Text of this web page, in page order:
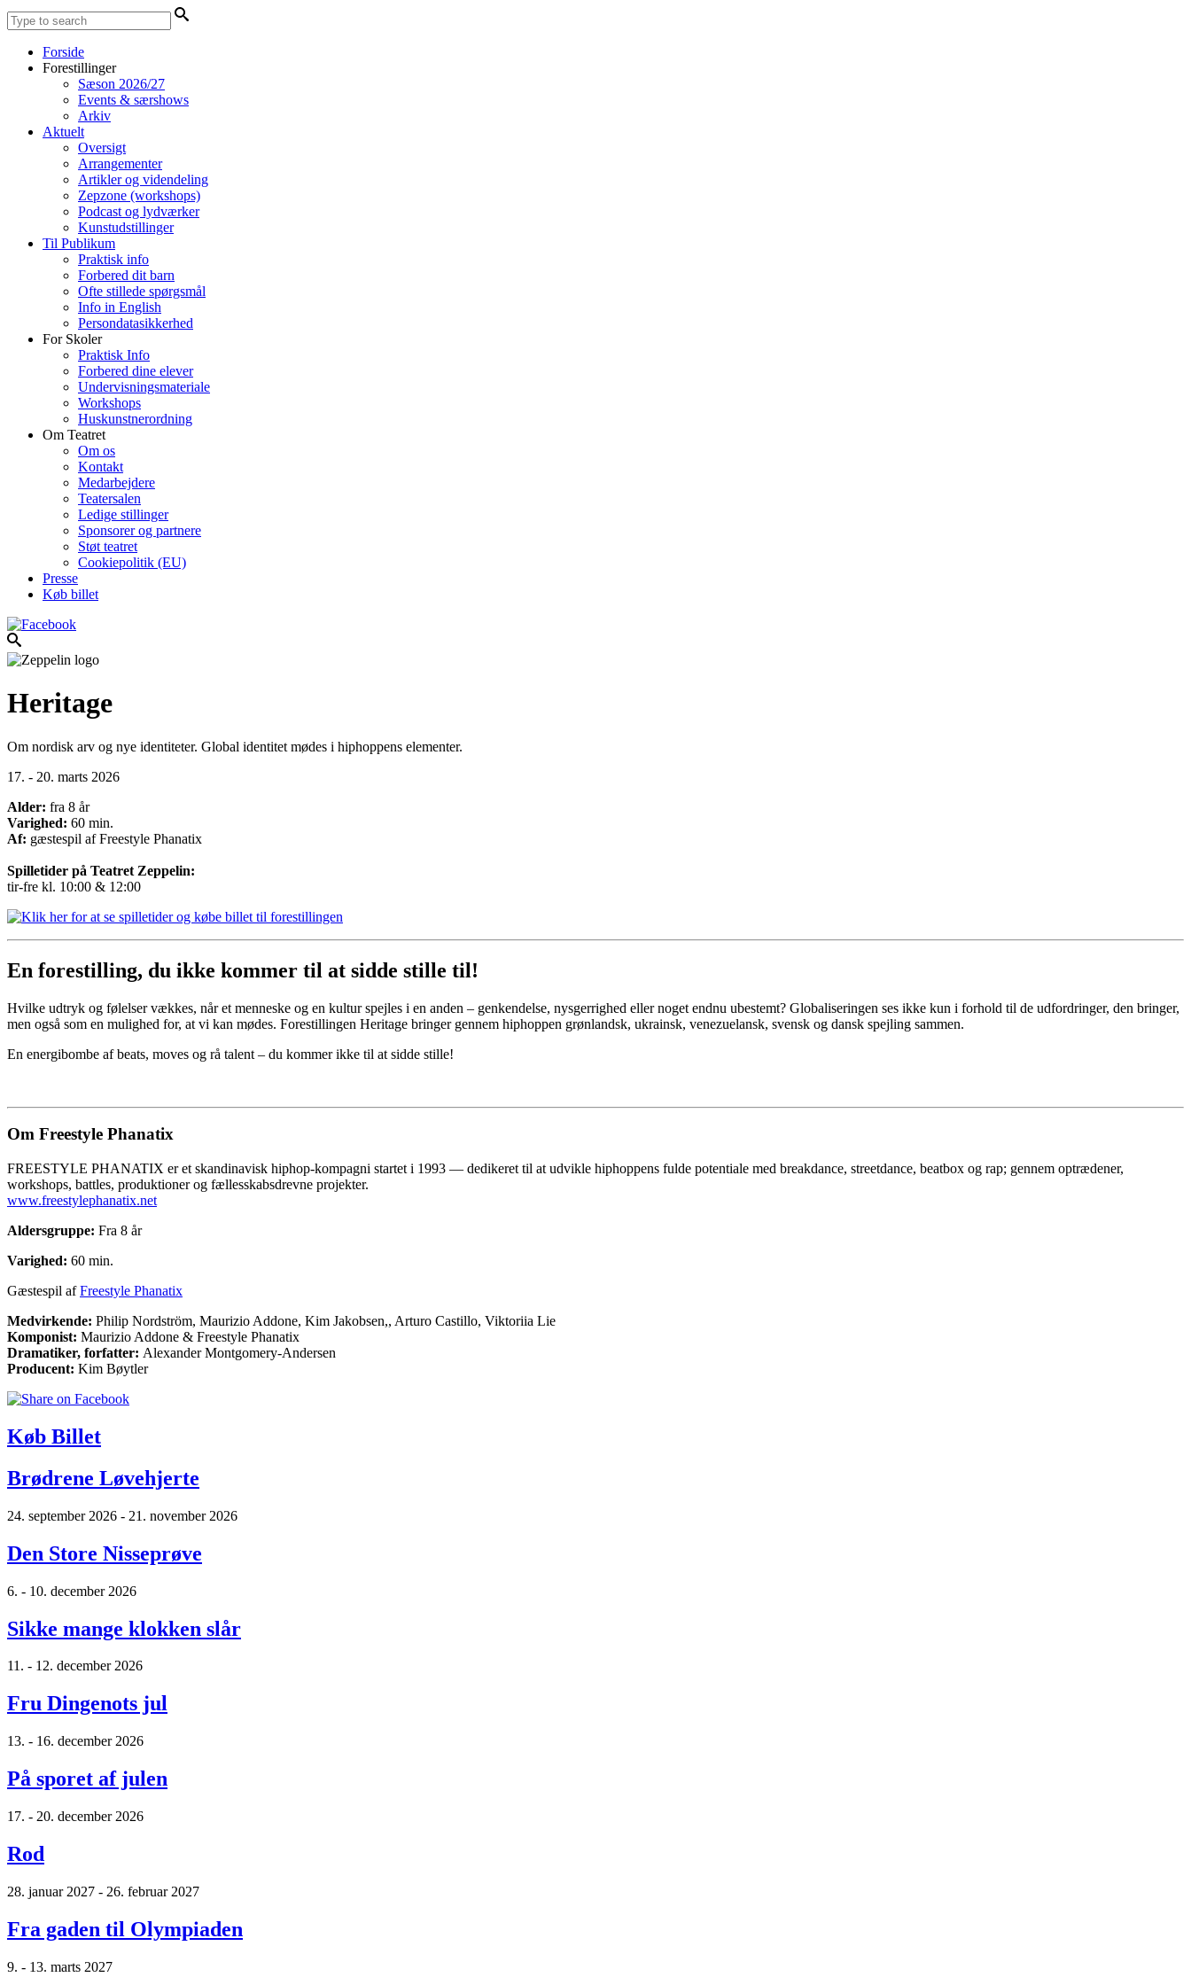
Forside
Forestillinger
Sæson 2026/27
Events & særshows
Arkiv
Aktuelt
Oversigt
Arrangementer
Artikler og videndeling
Zepzone (workshops)
Podcast og lydværker
Kunstudstillinger
Til Publikum
Praktisk info
Forbered dit barn
Ofte stillede spørgsmål
Info in English
Persondatasikkerhed
For Skoler
Praktisk Info
Forbered dine elever
Undervisningsmateriale
Workshops
Huskunstnerordning
Om Teatret
Om os
Kontakt
Medarbejdere
Teatersalen
Ledige stillinger
Sponsorer og partnere
Støt teatret
Cookiepolitik (EU)
Presse
Køb billet
Heritage
Om nordisk arv og nye identiteter. Global identitet mødes i hiphoppens elementer.
17. - 20. marts 2026
Alder: fra 8 år
Varighed: 60 min.
Af: gæstespil af Freestyle Phanatix
Spilletider på Teatret Zeppelin:
tir-fre kl. 10:00 & 12:00
En forestilling, du ikke kommer til at sidde stille til!
Hvilke udtryk og følelser vækkes, når et menneske og en kultur spejles i en anden – genkendelse, nysgerrighed eller noget endnu ubestemt? Globaliseringen ses ikke kun i forhold til de udfordringer, den bringer,
men også som en mulighed for, at vi kan mødes. Forestillingen Heritage bringer gennem hiphoppen grønlandsk, ukrainsk, venezuelansk, svensk og dansk spejling sammen.
En energibombe af beats, moves og rå talent – du kommer ikke til at sidde stille!
Om Freestyle Phanatix
FREESTYLE PHANATIX er et skandinavisk hiphop-kompagni startet i 1993 — dedikeret til at udvikle hiphoppens fulde potentiale med breakdance, streetdance, beatbox og rap; gennem optrædener,
workshops, battles, produktioner og fællesskabsdrevne projekter.
www.freestylephanatix.net
Aldersgruppe: Fra 8 år
Varighed: 60 min.
Gæstespil afFreestyle Phanatix
Medvirkende: Philip Nordström, Maurizio Addone, Kim Jakobsen,, Arturo Castillo, Viktoriia Lie
Komponist: Maurizio Addone & Freestyle Phanatix
Dramatiker, forfatter: Alexander Montgomery-Andersen
Producent: Kim Bøytler
Køb Billet
Brødrene Løvehjerte
24. september 2026 - 21. november 2026
Den Store Nisseprøve
6. - 10. december 2026
Sikke mange klokken slår
11. - 12. december 2026
Fru Dingenots jul
13. - 16. december 2026
På sporet af julen
17. - 20. december 2026
Rod
28. januar 2027 - 26. februar 2027
Fra gaden til Olympiaden
9. - 13. marts 2027